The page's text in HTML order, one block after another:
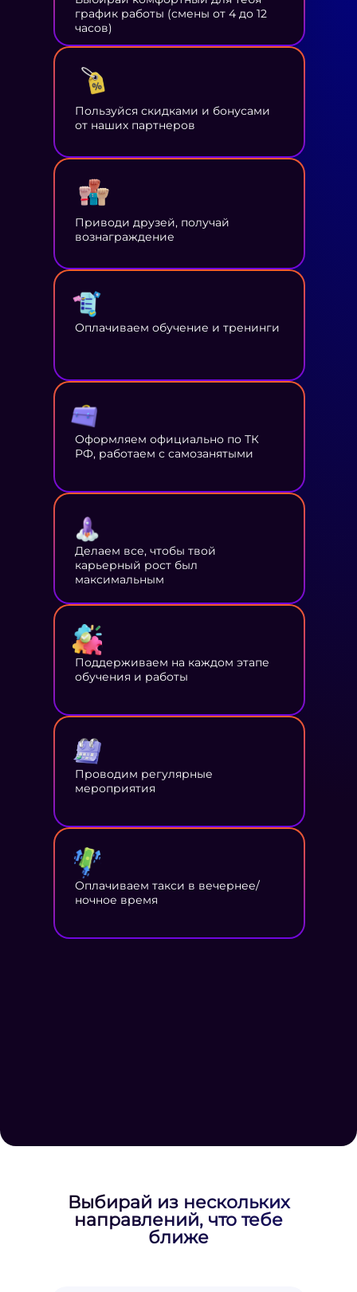
график работы (смены от 4 до 12
часов)
Пользуйся скидками и бонусами
от наших партнеров
Приводи друзей, получай
вознаграждение
Оплачиваем обучение и тренинги
Оформляем официально по ТК
РФ, работаем с самозанятыми
Делаем все, чтобы твой
карьерный рост был
максимальным
Поддерживаем на каждом этапе
обучения и работы
Проводим регулярные
мероприятия
Оплачиваем такси в вечернее/
ночное время
Выбирай из нескольких
направлений, что тебе
ближе